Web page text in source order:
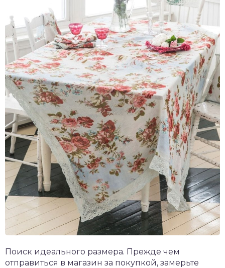
Поиск идеального размера. Прежде чем
отправиться в магазин за покупкой, замерьте